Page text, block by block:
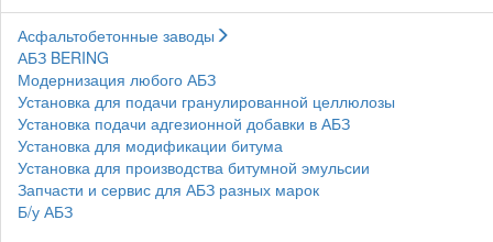
Асфальтобетонные заводы
АБЗ BERING
Модернизация любого АБЗ
Установка для подачи гранулированной целлюлозы
Установка подачи адгезионной добавки в АБЗ
Установка для модификации битума
Установка для производства битумной эмульсии
Запчасти и сервис для АБЗ разных марок
Б/у АБЗ